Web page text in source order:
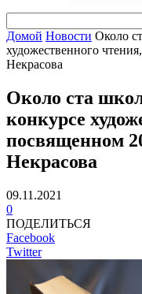
Домой Новости Около
художественного
Некрасова
Около ста
конкурсе
посвященном
Некрасова
09.11.2021
0
ПОДЕЛИТЬСЯ
Facebook
Twitter